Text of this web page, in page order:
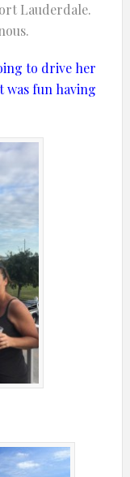
Lauderdale.
to drive her
fun having